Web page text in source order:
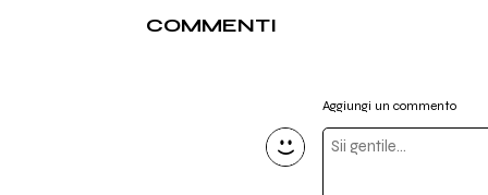
COMMENTI
Aggiungi un commento